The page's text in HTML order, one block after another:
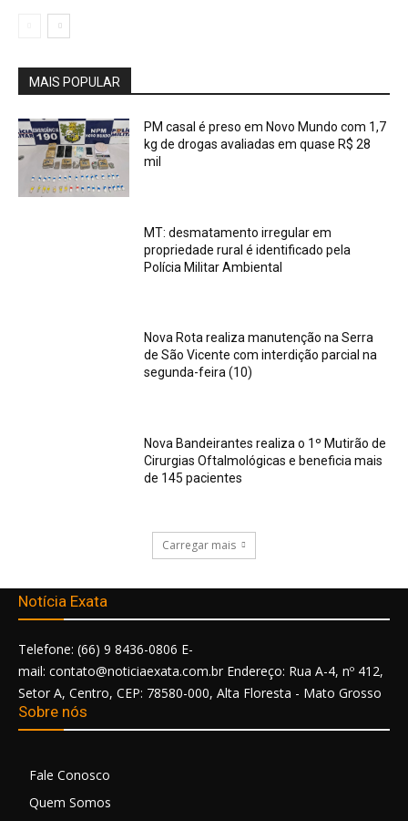
MAIS POPULAR
PM casal é preso em Novo Mundo com 1,7
kg de drogas avaliadas em quase R$ 28
mil
MT: desmatamento irregular em
propriedade rural é identificado pela
Polícia Militar Ambiental
Nova Rota realiza manutenção na Serra
de São Vicente com interdição parcial na
segunda-feira (10)
Nova Bandeirantes realiza o 1º Mutirão de
Cirurgias Oftalmológicas e beneficia mais
de 145 pacientes
Carregar mais
Notícia Exata
Telefone: (66) 9 8436-0806 E-
mail: contato@noticiaexata.com.br Endereço: Rua A-4, nº 412,
Setor A, Centro, CEP: 78580-000, Alta Floresta - Mato Grosso
Sobre nós
Fale Conosco
Quem Somos